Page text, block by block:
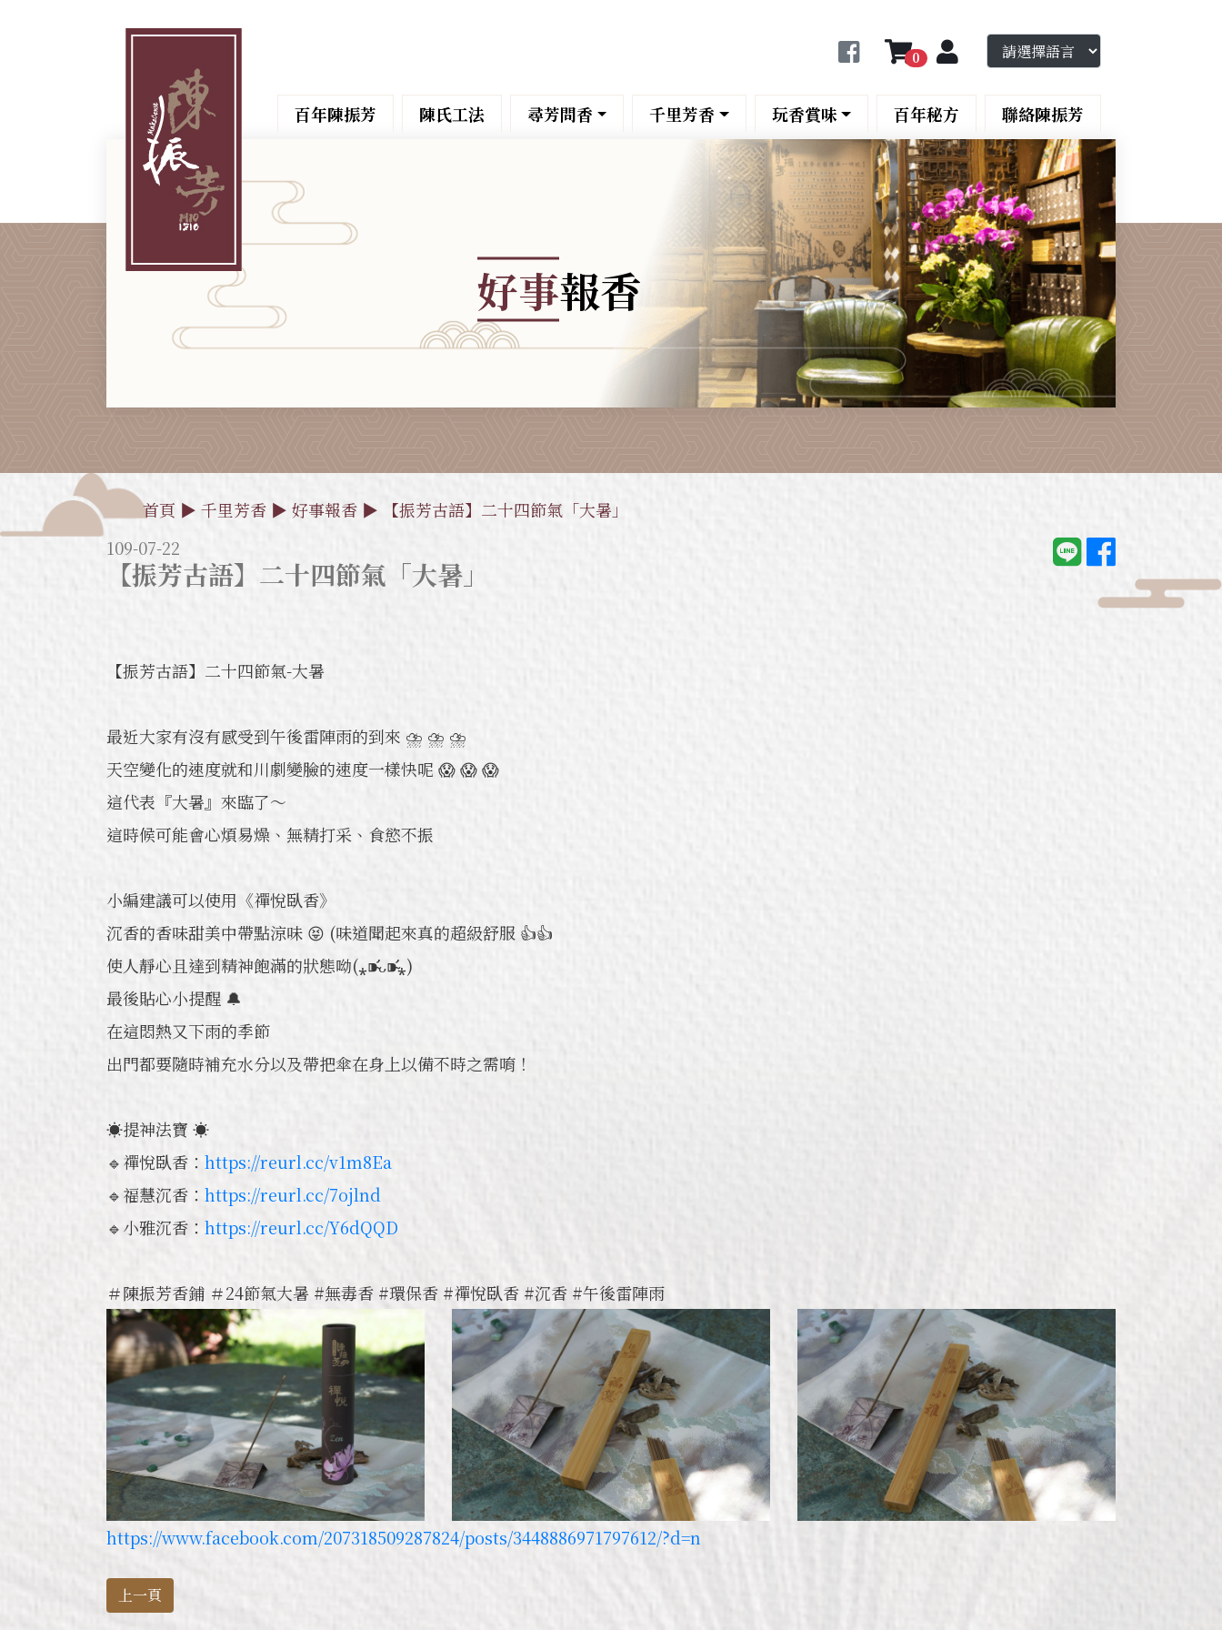
0
百年陳振芳 陳氏工法 尋芳問香 千里芳香 玩香賞味 百年秘方 聯絡陳振芳
好事報香
首頁 ▶ 千里芳香 ▶ 好事報香 ▶ 【振芳古語】二十四節氣「大暑」
109-07-22
【振芳古語】二十四節氣「大暑」
【振芳古語】二十四節氣-大暑
最近大家有沒有感受到午後雷陣雨的到來 ⛈ ⛈ ⛈
天空變化的速度就和川劇變臉的速度一樣快呢 😱 😱 😱
這代表『大暑』來臨了～
這時候可能會心煩易燥、無精打采、食慾不振
小編建議可以使用《禪悅臥香》
沉香的香味甜美中帶點涼味 😝 (味道聞起來真的超級舒服 👍👍
使人靜心且達到精神飽滿的狀態呦(⁎⁍̴̛ᴗ⁍̴̛⁎)
最後貼心小提醒 🔔
在這悶熱又下雨的季節
出門都要隨時補充水分以及帶把傘在身上以備不時之需唷！
☀️提神法寶 ☀️
🔹禪悅臥香： https://reurl.cc/v1m8Ea
🔹福慧沉香： https://reurl.cc/7ojlnd
🔹小雅沉香： https://reurl.cc/Y6dQQD
＃陳振芳香鋪 ＃24節氣大暑 #無毒香 #環保香 #禪悅臥香 #沉香 #午後雷陣雨
https://www.facebook.com/207318509287824/posts/3448886971797612/?d=n
上一頁